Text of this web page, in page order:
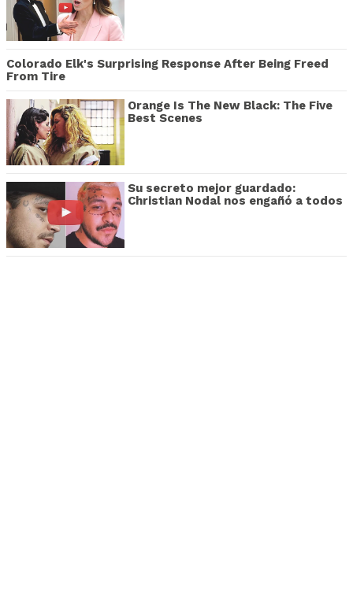
Colorado Elk's Surprising Response After Being Freed
From Tire
Orange Is The New Black: The Five
Best Scenes
Su secreto mejor guardado:
Christian Nodal nos engañó a todos